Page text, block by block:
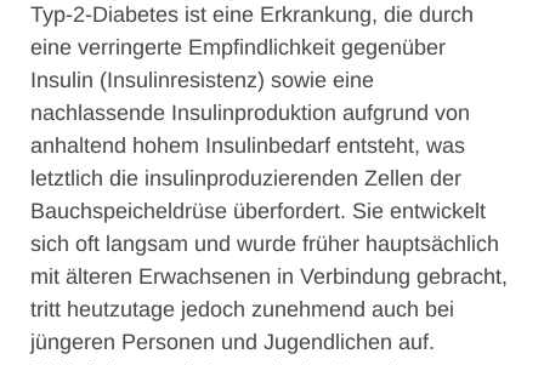
Typ-2-Diabetes ist eine Erkrankung, die durch
eine verringerte Empfindlichkeit gegenüber
Insulin (Insulinresistenz) sowie eine
nachlassende Insulinproduktion aufgrund von
anhaltend hohem Insulinbedarf entsteht, was
letztlich die insulinproduzierenden Zellen der
Bauchspeicheldrüse überfordert. Sie entwickelt
sich oft langsam und wurde früher hauptsächlich
mit älteren Erwachsenen in Verbindung gebracht,
tritt heutzutage jedoch zunehmend auch bei
jüngeren Personen und Jugendlichen auf.